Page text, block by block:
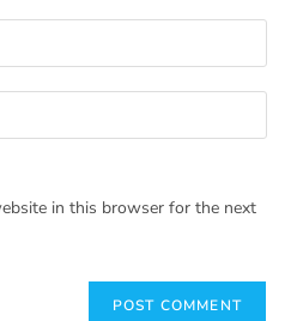
in this browser for the next